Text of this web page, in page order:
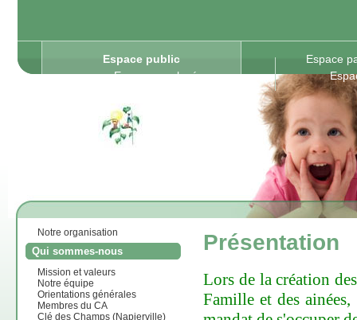
Espace public
Espace
Espace employés
Notre organisation
Qui sommes-nous
Mission et valeurs
Notre équipe
Orientations générales
Membres du CA
Clé des Champs (Napierville)
Présentation
Lors de la création
Famille et des